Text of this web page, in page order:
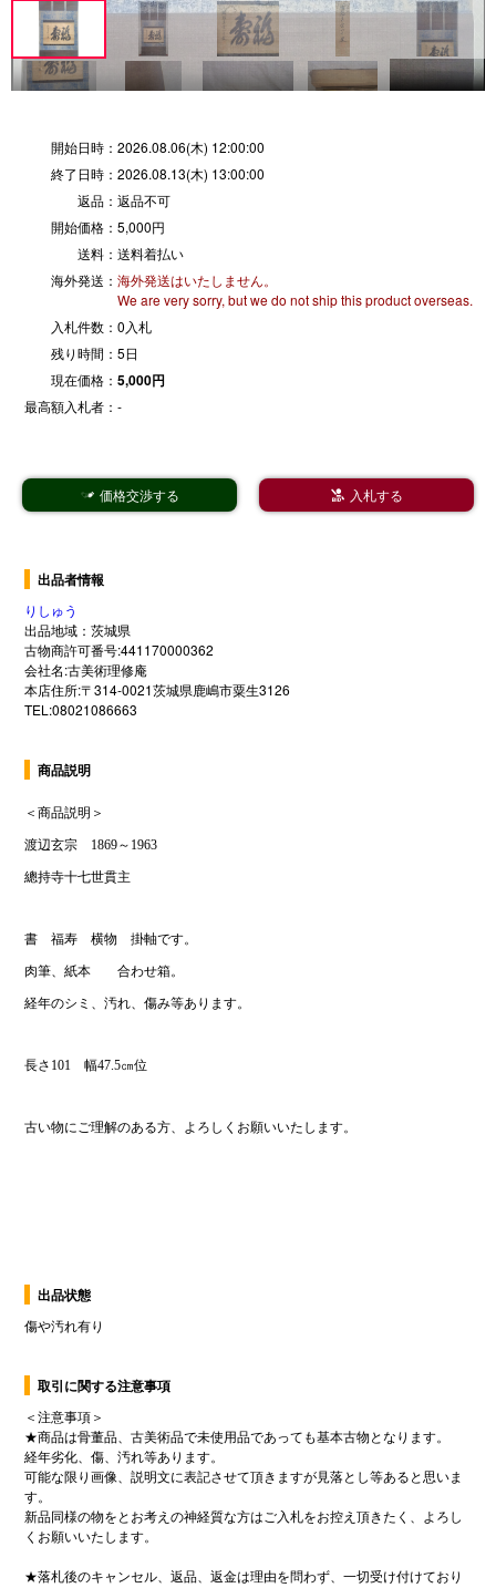
開始日時： 2026.08.06(木) 12:00:00
終了日時： 2026.08.13(木) 13:00:00
返品： 返品不可
開始価格： 5,000円
送料： 送料着払い
海外発送： 海外発送はいたしません。
We are very sorry, but we do not ship this product overseas.
入札件数： 0入札
残り時間： 5日
現在価格： 5,000円
最高額入札者： -
 価格交渉する  入札する
出品者情報
りしゅう
出品地域：茨城県
古物商許可番号:441170000362
会社名:古美術理修庵
本店住所:〒314-0021茨城県鹿嶋市粟生3126
TEL:08021086663
商品説明
出品状態
傷や汚れ有り
取引に関する注意事項
＜注意事項＞
★商品は骨董品、古美術品で未使用品であっても基本古物となります。
経年劣化、傷、汚れ等あります。
可能な限り画像、説明文に表記させて頂きますが見落とし等あると思いま
す。
新品同様の物をとお考えの神経質な方はご入札をお控え頂きたく、よろし
くお願いいたします。
★落札後のキャンセル、返品、返金は理由を問わず、一切受け付けており